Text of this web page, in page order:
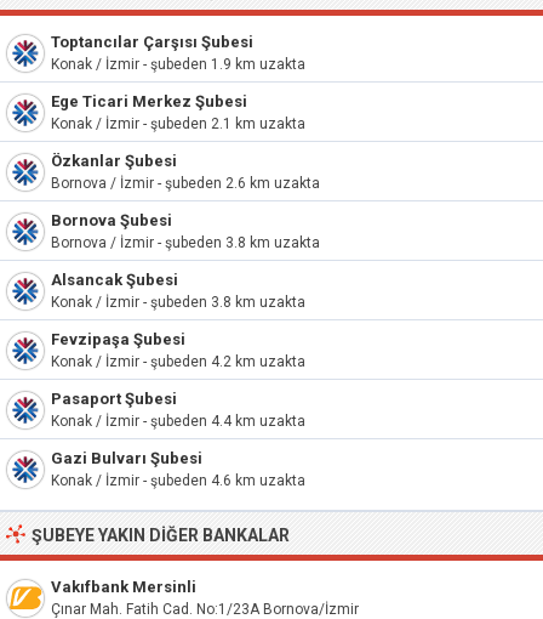
Toptancılar Çarşısı Şubesi
Konak / İzmir - şubeden 1.9 km uzakta
Ege Ticari Merkez Şubesi
Konak / İzmir - şubeden 2.1 km uzakta
Özkanlar Şubesi
Bornova / İzmir - şubeden 2.6 km uzakta
Bornova Şubesi
Bornova / İzmir - şubeden 3.8 km uzakta
Alsancak Şubesi
Konak / İzmir - şubeden 3.8 km uzakta
Fevzipaşa Şubesi
Konak / İzmir - şubeden 4.2 km uzakta
Pasaport Şubesi
Konak / İzmir - şubeden 4.4 km uzakta
Gazi Bulvarı Şubesi
Konak / İzmir - şubeden 4.6 km uzakta
ŞUBEYE YAKIN DIĞER BANKALAR
Vakıfbank Mersinli
Çınar Mah. Fatih Cad. No:1/23A Bornova/İzmir